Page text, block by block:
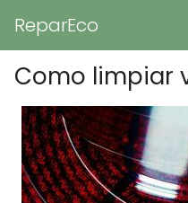
ReparEco
Como limpiar